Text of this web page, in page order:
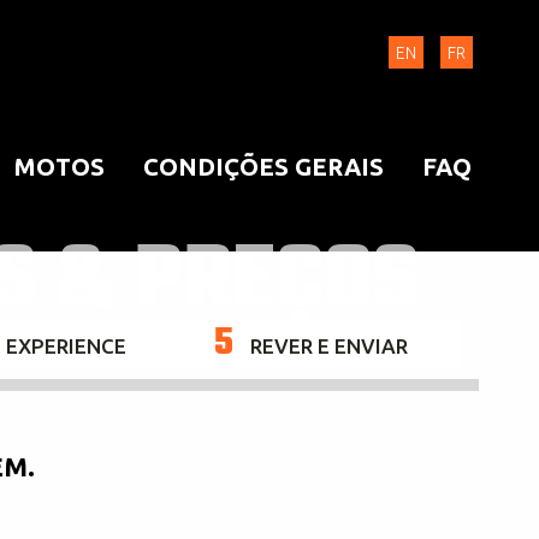
EN FR
MOTOS CONDIÇÕES GERAIS FAQ
& PREÇOS
EXPERIENCE 5 REVER E ENVIAR